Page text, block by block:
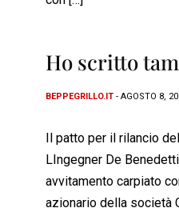
Ho scritto
BEPPEGRILLO.IT - AGOSTO 8,
Il patto per il rilancio
LIngegner De
avvitamento carpiato
azionario della società